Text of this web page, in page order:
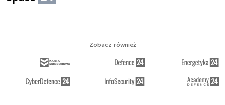
Zobacz również